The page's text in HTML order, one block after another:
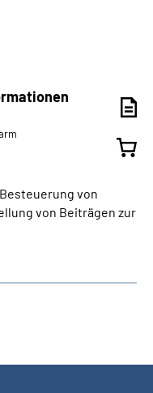
von
von Beiträgen zur